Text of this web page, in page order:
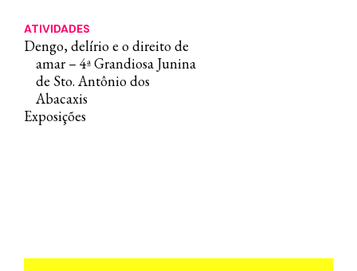
ATIVIDADES
Dengo, delírio e o direito de
amar – 4ª Grandiosa Junina
de Sto. Antônio dos
Abacaxis
Exposições